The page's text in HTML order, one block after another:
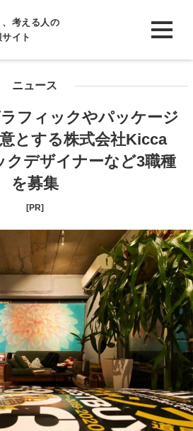
考える人の
イト
ニュース
ラフィックやパッケージ
とする株式会社Kicca
クデザイナーなど3職種
を募集
[PR]